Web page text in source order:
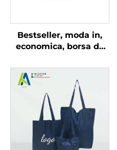
Bestseller, moda in,
economica, borsa da
per riporre oggetti,
portachiavi, penne,
cosmetici, borsa
ecologica riciclata con
logo personalizzato in
tela di cotone con
cerniera